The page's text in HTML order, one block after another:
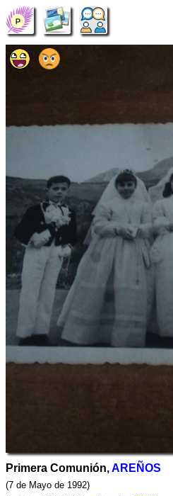
Primera Comunión,AREÑOS
(7 de Mayo de 1992)